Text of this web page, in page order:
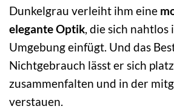
Dunkelgrau verleiht ihm eine
elegante Optik, die sich nahtlos
Umgebung einfügt. Und das
Nichtgebrauch lässt er sich
zusammenfalten und in der
verstauen.